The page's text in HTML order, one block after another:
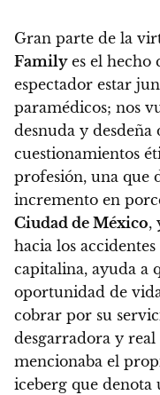
Gran parte de la
Familyes el hecho
espectador estar
paramédicos; nos
desnuda y
cuestionamientos
profesión, una que
incremento en
Ciudad de México,
hacia los
capitalina, ayuda a
oportunidad de
cobrar por su
desgarradora y
mencionaba el
iceberg que